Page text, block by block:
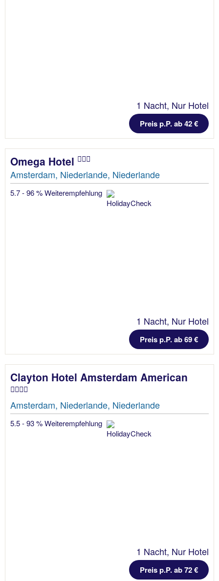
1 Nacht, Nur Hotel
Preis p.P. ab 42 €
Omega Hotel
Amsterdam, Niederlande, Niederlande
5.7 - 96 % Weiterempfehlung
1 Nacht, Nur Hotel
Preis p.P. ab 69 €
Clayton Hotel Amsterdam American
Amsterdam, Niederlande, Niederlande
5.5 - 93 % Weiterempfehlung
1 Nacht, Nur Hotel
Preis p.P. ab 72 €